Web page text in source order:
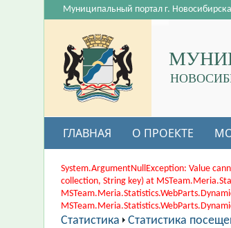
Муниципальный портал г. Новосибирска
ГЛАВНАЯ О ПРОЕКТЕ
System.ArgumentNullException: Value
collection, String key) at
Статистика Статистика